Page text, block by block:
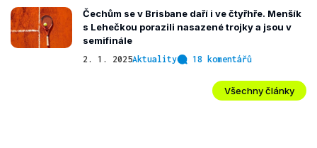
Čechům se v Brisbane daří i ve čtyřhře. Menšík
s Lehečkou porazili nasazené trojky a jsou v
semifinále
2. 1. 2025Aktuality 18 komentářů
Všechny články